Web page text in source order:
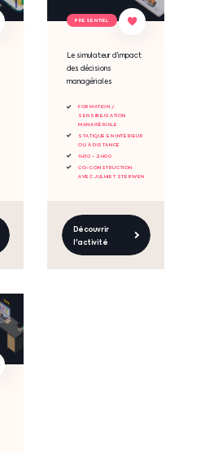
Le simulateur d’impact
des décisions
managériales
FORMATION /
SENSIBILISATION
MANAGÉRIALE
STATIQUE EN INTÉRIEUR
OU À DISTANCE
1H30 - 2H00
CO-CONSTRUCTION
AVEC JULHIET STERWEN
Découvrir
l'activité
PRESENTIEL